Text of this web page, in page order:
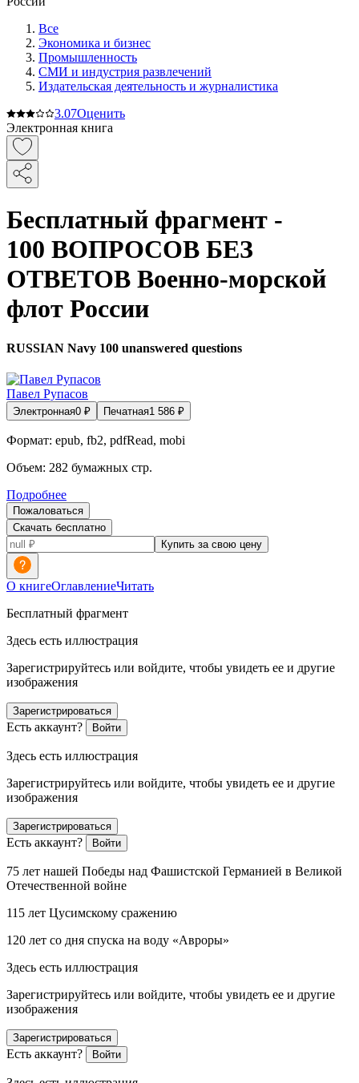
Все
Экономика и бизнес
Промышленность
СМИ и индустрия развлечений
Издательская деятельность и журналистика
3.07Оценить
Электронная книга
Бесплатный фрагмент -
100 ВОПРОСОВ БЕЗ
ОТВЕТОВ Военно-морской
флот России
RUSSIAN Navy 100 unanswered questions
Павел Рупасов
Электронная0 ₽ Печатная1 586 ₽
Формат: epub, fb2, pdfRead, mobi
Объем: 282 бумажных стр.
Подробнее
Пожаловаться
Скачать бесплатно
Купить за свою цену
О книгеОглавлениеЧитать
Бесплатный фрагмент
Здесь есть иллюстрация
Зарегистрируйтесь или войдите, чтобы увидеть ее и другие
изображения
Зарегистрироваться
Есть аккаунт? Войти
Здесь есть иллюстрация
Зарегистрируйтесь или войдите, чтобы увидеть ее и другие
изображения
Зарегистрироваться
Есть аккаунт? Войти
75 лет нашей Победы над Фашистской Германией в Великой
Отечественной войне
115 лет Цусимскому сражению
120 лет со дня спуска на воду «Авроры»
Здесь есть иллюстрация
Зарегистрируйтесь или войдите, чтобы увидеть ее и другие
изображения
Зарегистрироваться
Есть аккаунт? Войти